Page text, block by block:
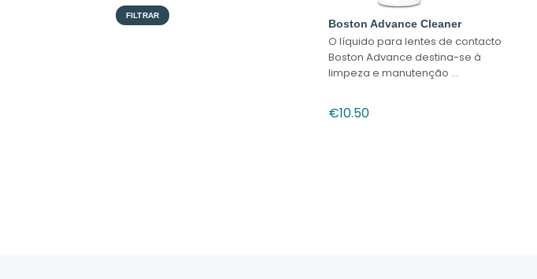
Preço
mínimo
Preço
máximo
FILTRAR
Boston Advance Cleaner
O líquido para lentes de contacto
Boston Advance destina-se à
limpeza e manutenção ...
€10.50